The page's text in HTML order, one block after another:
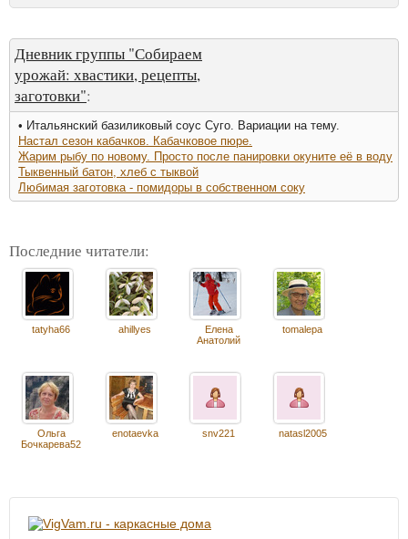
Дневник группы "Собираем
урожай: хвастики, рецепты,
заготовки":
• Итальянский базиликовый соус Суго. Вариации на тему.
Настал сезон кабачков. Кабачковое пюре.
Жарим рыбу по новому. Просто после панировки окуните её в воду
Тыквенный батон, хлеб с тыквой
Любимая заготовка - помидоры в собственном соку
Последние читатели:
tatyha66 ahillyes
Елена
Анатолий
tomalepa
Ольга
Бочкарева52
enotaevka snv221 natasl2005